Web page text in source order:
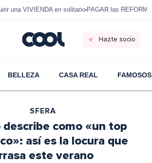
una VIVIENDA en solitario PAGAR las
Hazte socio
BELLEZA CASA REAL FAMOSOS
SFERA
describe como «un top
así es la locura que
este verano